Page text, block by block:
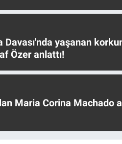
yaşanan
Özer anlattı!
Maria Corina Machado